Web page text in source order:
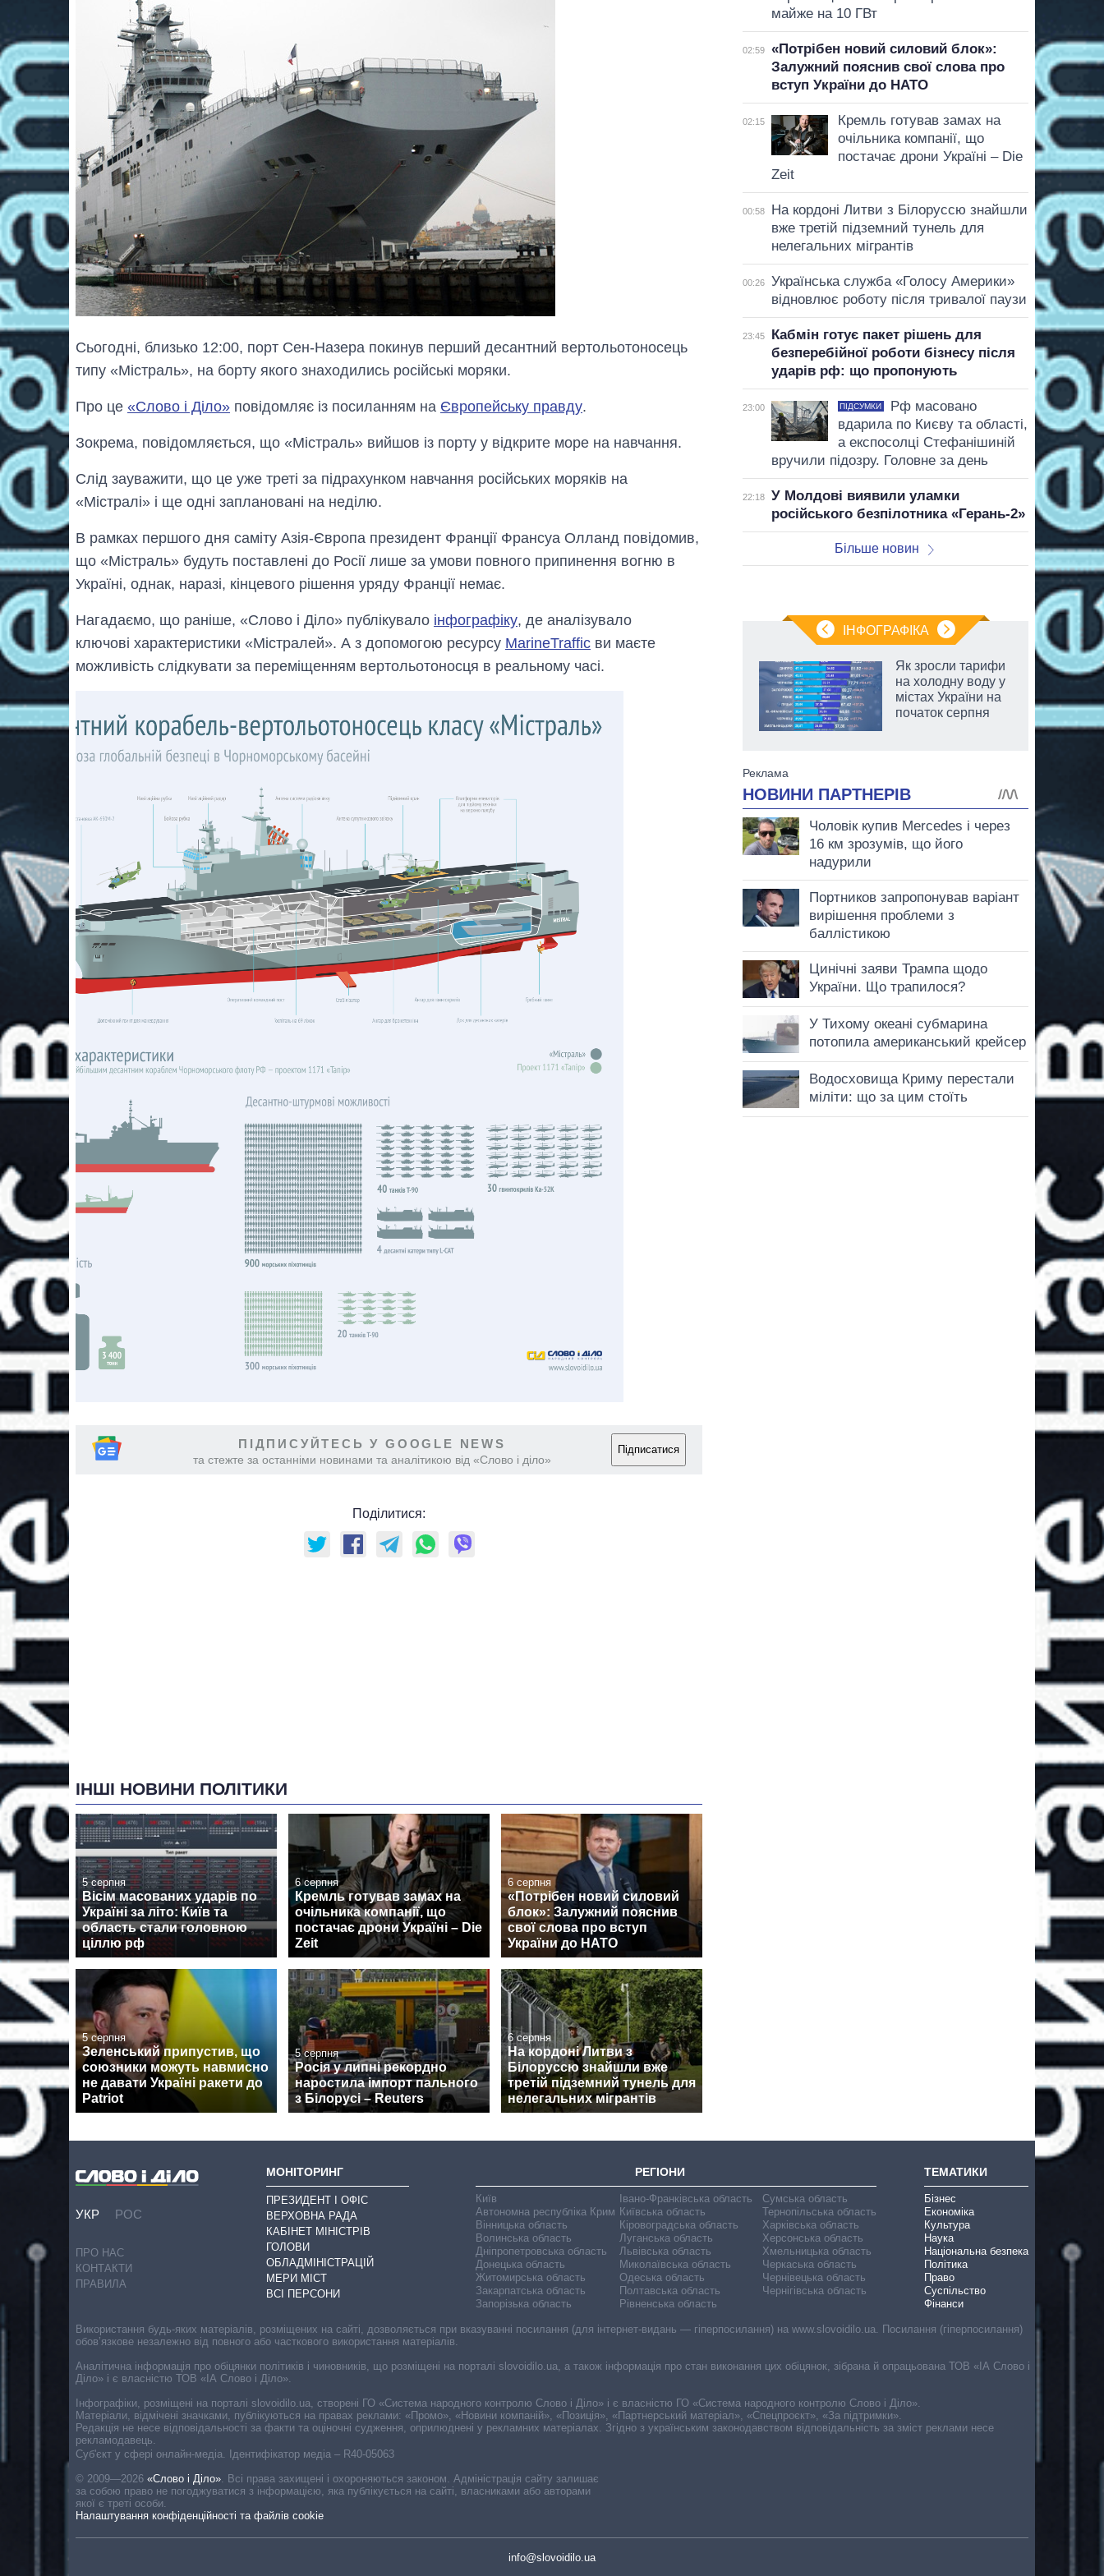
Сьогодні, близько 12:00, порт Сен-Назера покинув перший десантний вертольотоносець
типу «Містраль», на борту якого знаходились російські моряки.
Про це «Слово і Діло» повідомляє із посиланням на Європейську правду.
Зокрема, повідомляється, що «Містраль» вийшов із порту у відкрите море на навчання.
Слід зауважити, що це уже треті за підрахунком навчання російських моряків на
«Містралі» і ще одні заплановані на неділю.
В рамках першого дня саміту Азія-Європа президент Франції Франсуа Олланд повідомив,
що «Містраль» будуть поставлені до Росії лише за умови повного припинення вогню в
Україні, однак, наразі, кінцевого рішення уряду Франції немає.
Нагадаємо, що раніше, «Слово і Діло» публікувало інфографіку, де аналізувало
ключові характеристики «Містралей». А з допомогою ресурсу MarineTraffic ви маєте
можливість слідкувати за переміщенням вертольотоносця в реальному часі.
ПІДПИСУЙТЕСЬ У GOOGLE NEWS
та стежте за останніми новинами та аналітикою від «Слово і діло»
Підписатися
Поділитися:
ІНШІ НОВИНИ ПОЛІТИКИ
5 серпня
Вісім масованих ударів по
Україні за літо: Київ та
область стали головною
ціллю рф
6 серпня
Кремль готував замах на
очільника компанії, що
постачає дрони Україні – Die
Zeit
6 серпня
«Потрібен новий силовий
блок»: Залужний пояснив
свої слова про вступ
України до НАТО
5 серпня
Зеленський припустив, що
союзники можуть навмисно
не давати Україні ракети до
Patriot
5 серпня
Росія у липні рекордно
наростила імпорт пального
з Білорусі – Reuters
6 серпня
На кордоні Литви з
Білоруссю знайшли вже
третій підземний тунель для
нелегальних мігрантів
майже на 10 ГВт
02:59
«Потрібен новий силовий блок»:
Залужний пояснив свої слова про
вступ України до НАТО
02:15
Кремль готував замах на
очільника компанії, що
постачає дрони Україні – Die
Zeit
00:58
На кордоні Литви з Білоруссю знайшли
вже третій підземний тунель для
нелегальних мігрантів
00:26
Українська служба «Голосу Америки»
відновлює роботу після тривалої паузи
23:45
Кабмін готує пакет рішень для
безперебійної роботи бізнесу після
ударів рф: що пропонують
23:00 ПІДСУМКИ
Рф масовано
вдарила по Києву та області,
а експосолці Стефанішиній
вручили підозру. Головне за день
22:18
У Молдові виявили уламки
російського безпілотника «Герань-2»
Більше новин
ІНФОГРАФІКА
Як зросли тарифи
на холодну воду у
містах України на
початок серпня
УКР РОС
ПРО НАС
КОНТАКТИ
ПРАВИЛА
МОНІТОРИНГ
ПРЕЗИДЕНТ І ОФІС
ВЕРХОВНА РАДА
КАБІНЕТ МІНІСТРІВ
ГОЛОВИ
ОБЛАДМІНІСТРАЦІЙ
МЕРИ МІСТ
ВСІ ПЕРСОНИ
РЕГІОНИ
Київ
Автономна республіка Крим
Вінницька область
Волинська область
Дніпропетровська область
Донецька область
Житомирська область
Закарпатська область
Запорізька область
Івано-Франківська область
Київська область
Кіровоградська область
Луганська область
Львівська область
Миколаївська область
Одеська область
Полтавська область
Рівненська область
Сумська область
Тернопільська область
Харківська область
Херсонська область
Хмельницька область
Черкаська область
Чернівецька область
Чернігівська область
ТЕМАТИКИ
Бізнес
Економіка
Культура
Наука
Національна безпека
Політика
Право
Суспільство
Фінанси
Cуб'єкт у сфері онлайн-медіа. Ідентифікатор медіа – R40-05063
© 2009—2026 «Слово і Діло»
Всі права захищені і охороняються законом. Адміністрація сайту залишає
за собою право не погоджуватися з інформацією, яка публікується на сайті, власниками або авторами
якої є треті особи.
Налаштування конфіденційності та файлів cookie
info@slovoidilo.ua
Використання будь-яких матеріалів, розміщених на сайті, дозволяється при вказуванні посилання (для інтернет-видань — гіперпосилання) на www.slovoidilo.ua. Посилання (гіперпосилання)
обов’язкове незалежно від повного або часткового використання матеріалів.
Аналітична інформація про обіцянки політиків і чиновників, що розміщені на порталі slovoidilo.ua, а також інформація про стан виконання цих обіцянок, зібрана й опрацьована ТОВ «ІА Слово і
Діло» і є власністю ТОВ «ІА Слово і Діло».
Інфографіки, розміщені на порталі slovoidilo.ua, створені ГО «Система народного контролю Слово і Діло» і є власністю ГО «Система народного контролю Слово і Діло».
Матеріали, відмічені значками, публікуються на правах реклами: «Промо», «Новини компаній», «Позиція», «Партнерський матеріал», «Спецпроєкт», «За підтримки».
Редакція не несе відповідальності за факти та оціночні судження, оприлюднені у рекламних матеріалах. Згідно з українським законодавством відповідальність за зміст реклами несе
рекламодавець.